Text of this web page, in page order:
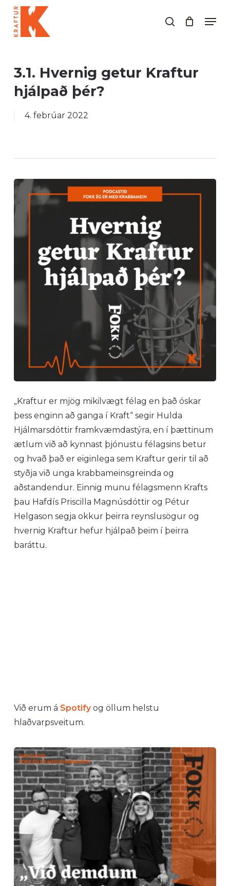
Skip
main
search
3.1. Hvernig getur Kraftur
hjálpað þér?
4. febrúar 2022
„Kraftur er mjög mikilvægt félag en það óskar
þess enginn að ganga í Kraft“ segir Hulda
Hjálmarsdóttir framkvæmdastýra, en í þættinum
ætlum við að kynnast þjónustu félagsins betur
og hvað það er eiginlega sem Kraftur gerir til að
styðja við unga krabbameinsgreinda og
aðstandendur. Einnig munu félagsmenn Krafts
þau Hafdís Priscilla Magnúsdóttir og Pétur
Helgason segja okkur þeirra reynslusögur og
hvernig Kraftur hefur hjálpað þeim í þeirra
baráttu.
Við erum á Spotifyog öllum helstu
hlaðvarpsveitum.
1.3.
Að
tala
við
börn
um
krabbamein